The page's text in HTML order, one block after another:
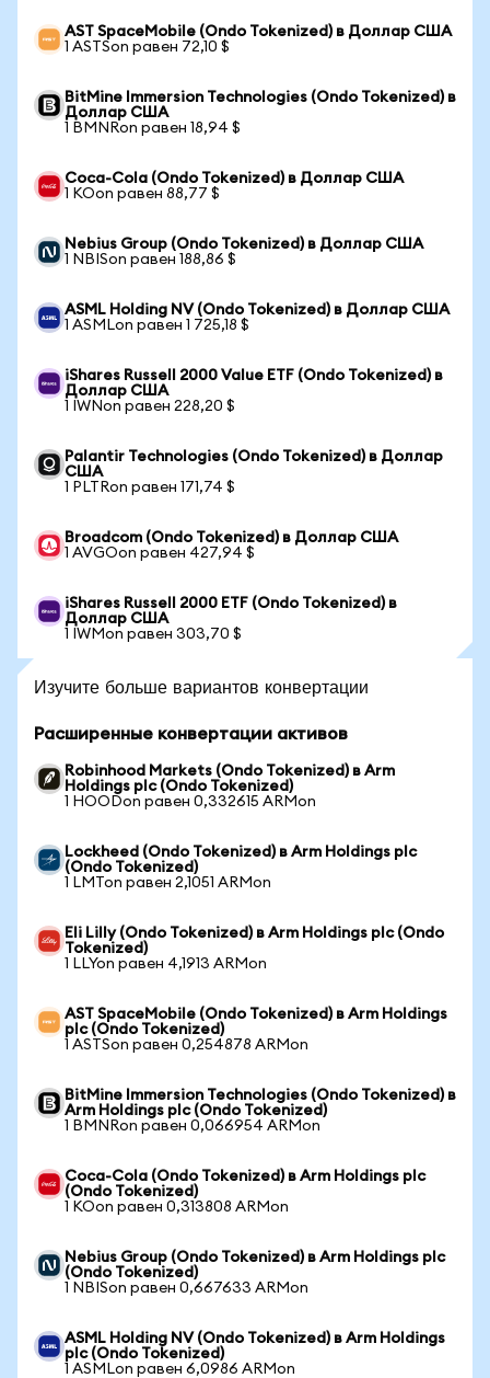
AST SpaceMobile (Ondo Tokenized) в Доллар США
1 ASTSon равен 72,10 $
BitMine Immersion Technologies (Ondo Tokenized) в
Доллар США
1 BMNRon равен 18,94 $
Coca-Cola (Ondo Tokenized) в Доллар США
1 KOon равен 88,77 $
Nebius Group (Ondo Tokenized) в Доллар США
1 NBISon равен 188,86 $
ASML Holding NV (Ondo Tokenized) в Доллар США
1 ASMLon равен 1 725,18 $
iShares Russell 2000 Value ETF (Ondo Tokenized) в
Доллар США
1 IWNon равен 228,20 $
Palantir Technologies (Ondo Tokenized) в Доллар
США
1 PLTRon равен 171,74 $
Broadcom (Ondo Tokenized) в Доллар США
1 AVGOon равен 427,94 $
iShares Russell 2000 ETF (Ondo Tokenized) в
Доллар США
1 IWMon равен 303,70 $
Изучите больше вариантов конвертации
Расширенные конвертации активов
Robinhood Markets (Ondo Tokenized) в Arm
Holdings plc (Ondo Tokenized)
1 HOODon равен 0,332615 ARMon
Lockheed (Ondo Tokenized) в Arm Holdings plc
(Ondo Tokenized)
1 LMTon равен 2,1051 ARMon
Eli Lilly (Ondo Tokenized) в Arm Holdings plc (Ondo
Tokenized)
1 LLYon равен 4,1913 ARMon
AST SpaceMobile (Ondo Tokenized) в Arm Holdings
plc (Ondo Tokenized)
1 ASTSon равен 0,254878 ARMon
BitMine Immersion Technologies (Ondo Tokenized) в
Arm Holdings plc (Ondo Tokenized)
1 BMNRon равен 0,066954 ARMon
Coca-Cola (Ondo Tokenized) в Arm Holdings plc
(Ondo Tokenized)
1 KOon равен 0,313808 ARMon
Nebius Group (Ondo Tokenized) в Arm Holdings plc
(Ondo Tokenized)
1 NBISon равен 0,667633 ARMon
ASML Holding NV (Ondo Tokenized) в Arm Holdings
plc (Ondo Tokenized)
1 ASMLon равен 6,0986 ARMon